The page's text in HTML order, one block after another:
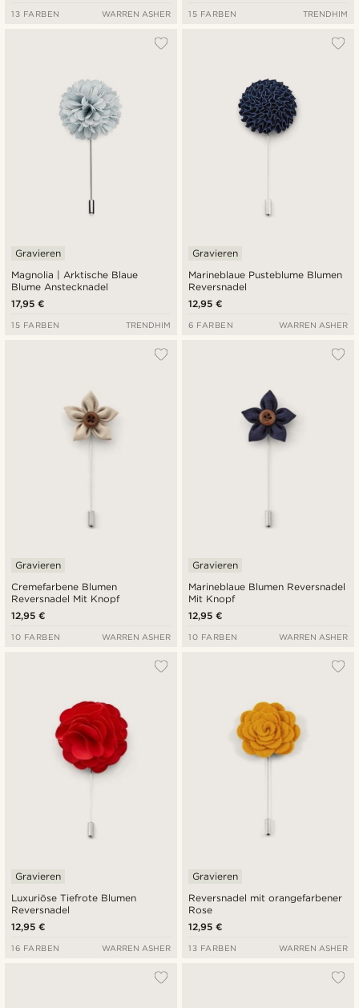
13 FARBEN WARREN ASHER 15 FARBEN TRENDHIM
Magnolia | Arktische Blaue
Blume Anstecknadel
Gravieren
17,95 €
15 FARBEN TRENDHIM
Marineblaue Pusteblume Blumen
Reversnadel
Gravieren
12,95 €
6 FARBEN WARREN ASHER
Cremefarbene Blumen
Reversnadel Mit Knopf
Gravieren
12,95 €
10 FARBEN WARREN ASHER
Marineblaue Blumen Reversnadel
Mit Knopf
Gravieren
12,95 €
10 FARBEN WARREN ASHER
Luxuriöse Tiefrote Blumen
Reversnadel
Gravieren
12,95 €
16 FARBEN WARREN ASHER
Reversnadel mit orangefarbener
Rose
Gravieren
12,95 €
13 FARBEN WARREN ASHER